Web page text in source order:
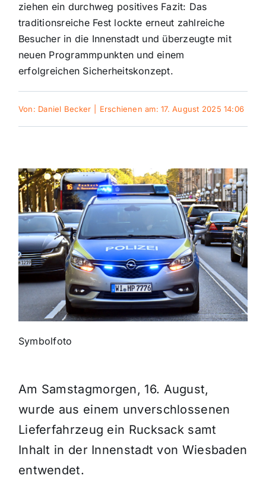
Kultur
Panorama
Verkehrsmeldungen
Polizeimeldungen
Themen und Termine
Gewinnspiele
ziehen ein durchweg positives Fazit: Das
traditionsreiche Fest lockte erneut zahlreiche
Besucher in die Innenstadt und überzeugte mit
neuen Programmpunkten und einem
erfolgreichen Sicherheitskonzept.
Von: Daniel Becker Erschienen am: 17. August 2025 14:06
Symbolfoto
Am Samstagmorgen, 16. August,
wurde aus einem unverschlossenen
Lieferfahrzeug ein Rucksack samt
Inhalt in der Innenstadt von Wiesbaden
entwendet.